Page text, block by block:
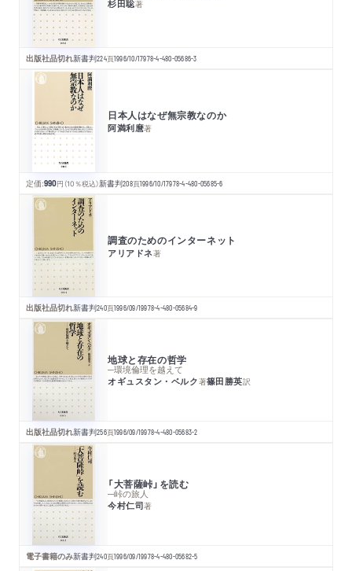
杉田聡著
出版社品切れ新書判224頁1996/10/17978-4-480-05686-3
日本人はなぜ無宗教なのか
阿満利麿著
定価:990円 （10％税込）新書判208頁1996/10/17978-4-480-05685-6
調査のためのインターネット
アリアドネ著
出版社品切れ新書判240頁1996/09/19978-4-480-05684-9
地球と存在の哲学
─環境倫理を越えて
オギュスタン・ベルク著篠田勝英訳
出版社品切れ新書判256頁1996/09/19978-4-480-05683-2
「大菩薩峠」を読む
─峠の旅人
今村仁司著
電子書籍のみ新書判240頁1996/09/19978-4-480-05682-5